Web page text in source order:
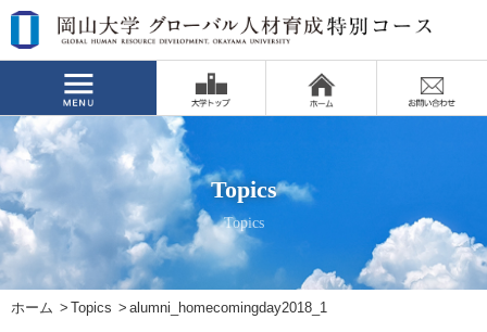
Topics
Topics
ホーム Topics alumni_homecomingday2018_1